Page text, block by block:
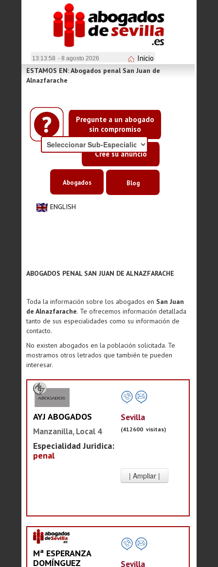
13:13:59 - 8 agosto 2026 Inicio
Pregunte a un abogado
sin compromiso
Cree su anuncio
ESTAMOS EN: Abogados penal San Juan de
Alnazfarache
ENGLISH
Abogados Blog
ABOGADOS PENAL SAN JUAN DE ALNAZFARACHE
Toda la información sobre los abogados en San Juan
de Alnazfarache. Te ofrecemos información detallada
tanto de sus especialidades como su información de
contacto.
No existen abogados en la población solicitada. Te
mostramos otros letrados que también te pueden
interesar.
AYJ ABOGADOS
Manzanilla, Local 4
Especialidad Juridica:
penal
Sevilla
(412600 visitas)
Mª ESPERANZA
DOMÍNGUEZ
Sevilla